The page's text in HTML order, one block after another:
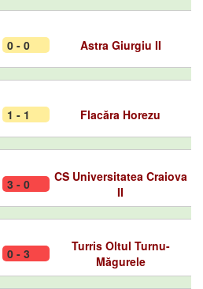
0 - 0 Astra Giurgiu II
1 - 1 Flacăra Horezu
3 - 0
CS Universitatea Craiova
II
0 - 3
Turris Oltul Turnu-
Măgurele